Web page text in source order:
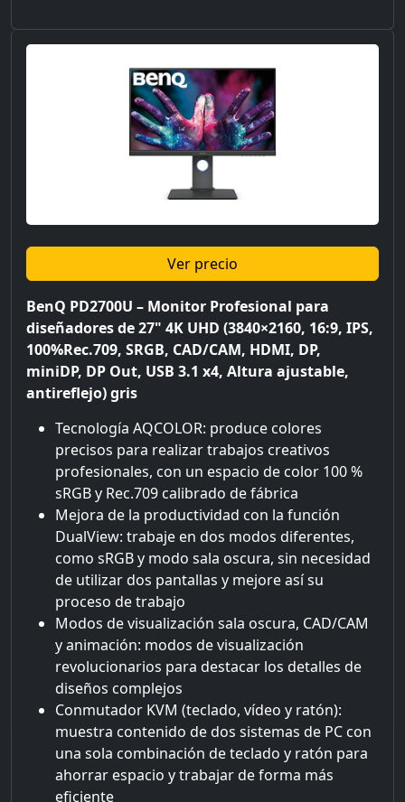
Ver precio
BenQ PD2700U – Monitor Profesional para
diseñadores de 27" 4K UHD (3840×2160, 16:9, IPS,
100%Rec.709, SRGB, CAD/CAM, HDMI, DP,
miniDP, DP Out, USB 3.1 x4, Altura ajustable,
antireflejo) gris
Tecnología AQCOLOR: produce colores
precisos para realizar trabajos creativos
profesionales, con un espacio de color 100 %
sRGB y Rec.709 calibrado de fábrica
Mejora de la productividad con la función
DualView: trabaje en dos modos diferentes,
como sRGB y modo sala oscura, sin necesidad
de utilizar dos pantallas y mejore así su
proceso de trabajo
Modos de visualización sala oscura, CAD/CAM
y animación: modos de visualización
revolucionarios para destacar los detalles de
diseños complejos
Conmutador KVM (teclado, vídeo y ratón):
muestra contenido de dos sistemas de PC con
una sola combinación de teclado y ratón para
ahorrar espacio y trabajar de forma más
eficiente